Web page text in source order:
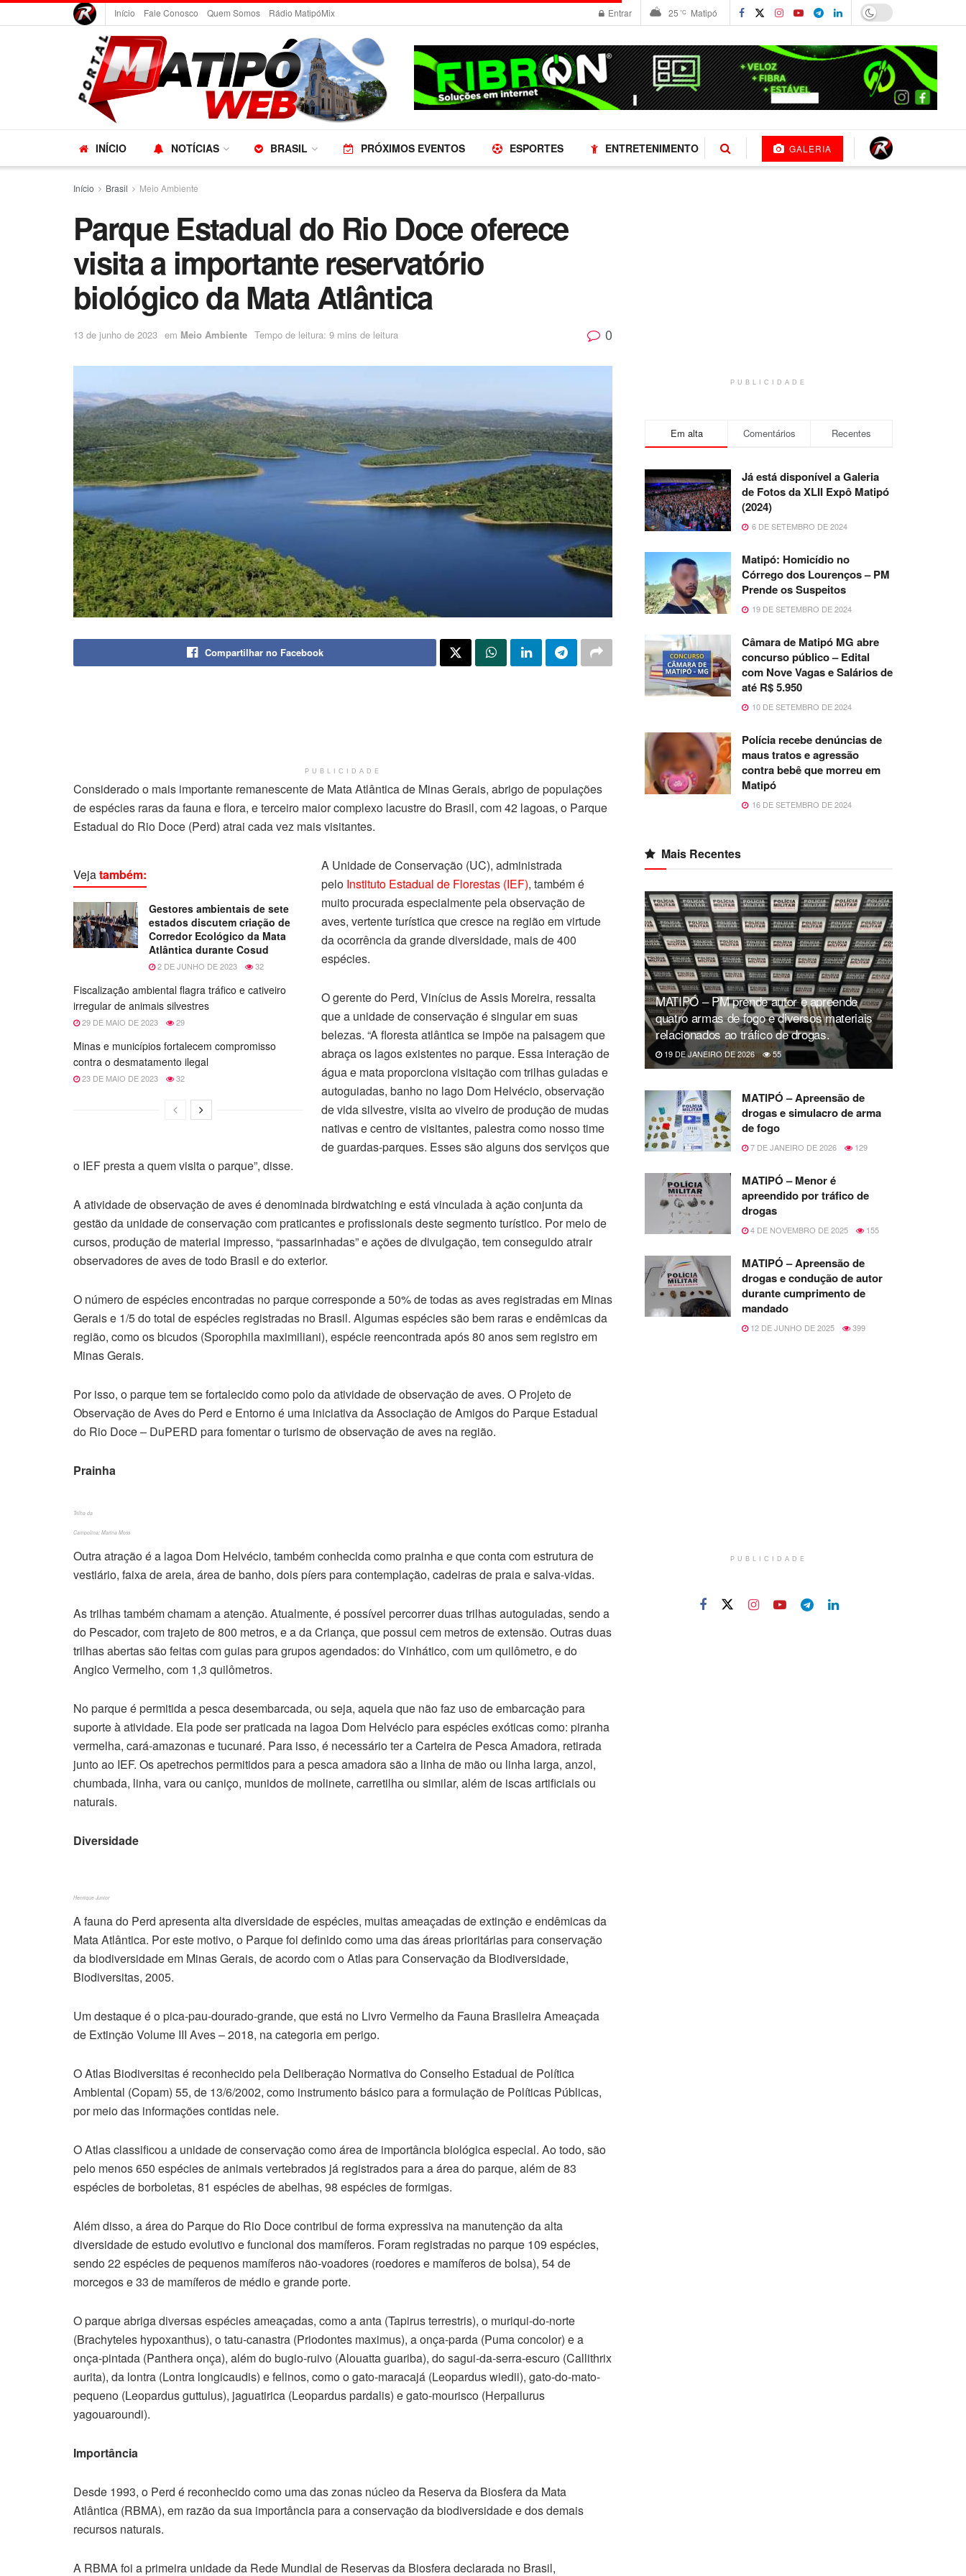
Início Fale Conosco Quem Somos Rádio MatipóMix Entrar 25 °C Matipó
INÍCIO NOTÍCIAS BRASIL PRÓXIMOS EVENTOS ESPORTES ENTRETENIMENTO GALERIA
Início Brasil Meio Ambiente
Parque Estadual do Rio Doce oferece
visita a importante reservatório
biológico da Mata Atlântica
13 de junho de 2023 em Meio Ambiente Tempo de leitura: 9 mins de leitura 0
Compartilhar no Facebook
PUBLICIDADE
Considerado o mais importante remanescente de Mata Atlântica de Minas Gerais, abrigo de populações
de espécies raras da fauna e flora, e terceiro maior complexo lacustre do Brasil, com 42 lagoas, o Parque
Estadual do Rio Doce (Perd) atrai cada vez mais visitantes.
Vejatambém:
Gestores ambientais de sete
estados discutem criação de
Corredor Ecológico da Mata
Atlântica durante Cosud
2 DE JUNHO DE 2023 32
Fiscalização ambiental flagra tráfico e cativeiro
irregular de animais silvestres
29 DE MAIO DE 2023 29
Minas e municípios fortalecem compromisso
contra o desmatamento ilegal
23 DE MAIO DE 2023 32
A Unidade de Conservação (UC), administrada
pelo Instituto Estadual de Florestas (IEF), também é
muito procurada especialmente pela observação de
aves, vertente turística que cresce na região em virtude
da ocorrência da grande diversidade, mais de 400
espécies.
O gerente do Perd, Vinícius de Assis Moreira, ressalta
que a unidade de conservação é singular em suas
belezas. “A floresta atlântica se impõe na paisagem que
abraça os lagos existentes no parque. Essa interação de
água e mata proporciona visitação com trilhas guiadas e
autoguiadas, banho no lago Dom Helvécio, observação
de vida silvestre, visita ao viveiro de produção de mudas
nativas e centro de visitantes, palestra como nosso time
de guardas-parques. Esses são alguns dos serviços que
o IEF presta a quem visita o parque”, disse.
A atividade de observação de aves é denominada birdwatching e está vinculada à ação conjunta da
gestão da unidade de conservação com praticantes e profissionais deste segmento turístico. Por meio de
cursos, produção de material impresso, “passarinhadas” e ações de divulgação, tem conseguido atrair
observadores de aves de todo Brasil e do exterior.
O número de espécies encontradas no parque corresponde a 50% de todas as aves registradas em Minas
Gerais e 1/5 do total de espécies registradas no Brasil. Algumas espécies são bem raras e endêmicas da
região, como os bicudos (Sporophila maximiliani), espécie reencontrada após 80 anos sem registro em
Minas Gerais.
Por isso, o parque tem se fortalecido como polo da atividade de observação de aves. O Projeto de
Observação de Aves do Perd e Entorno é uma iniciativa da Associação de Amigos do Parque Estadual
do Rio Doce – DuPERD para fomentar o turismo de observação de aves na região.
Prainha
Trilha da
Campolina; Marina Moss
Outra atração é a lagoa Dom Helvécio, também conhecida como prainha e que conta com estrutura de
vestiário, faixa de areia, área de banho, dois píers para contemplação, cadeiras de praia e salva-vidas.
As trilhas também chamam a atenção. Atualmente, é possível percorrer duas trilhas autoguiadas, sendo a
do Pescador, com trajeto de 800 metros, e a da Criança, que possui cem metros de extensão. Outras duas
trilhas abertas são feitas com guias para grupos agendados: do Vinhático, com um quilômetro, e do
Angico Vermelho, com 1,3 quilômetros.
No parque é permitida a pesca desembarcada, ou seja, aquela que não faz uso de embarcação para
suporte à atividade. Ela pode ser praticada na lagoa Dom Helvécio para espécies exóticas como: piranha
vermelha, cará-amazonas e tucunaré. Para isso, é necessário ter a Carteira de Pesca Amadora, retirada
junto ao IEF. Os apetrechos permitidos para a pesca amadora são a linha de mão ou linha larga, anzol,
chumbada, linha, vara ou caniço, munidos de molinete, carretilha ou similar, além de iscas artificiais ou
naturais.
Diversidade
Henrique Junior
A fauna do Perd apresenta alta diversidade de espécies, muitas ameaçadas de extinção e endêmicas da
Mata Atlântica. Por este motivo, o Parque foi definido como uma das áreas prioritárias para conservação
da biodiversidade em Minas Gerais, de acordo com o Atlas para Conservação da Biodiversidade,
Biodiversitas, 2005.
Um destaque é o pica-pau-dourado-grande, que está no Livro Vermelho da Fauna Brasileira Ameaçada
de Extinção Volume III Aves – 2018, na categoria em perigo.
O Atlas Biodiversitas é reconhecido pela Deliberação Normativa do Conselho Estadual de Política
Ambiental (Copam) 55, de 13/6/2002, como instrumento básico para a formulação de Políticas Públicas,
por meio das informações contidas nele.
O Atlas classificou a unidade de conservação como área de importância biológica especial. Ao todo, são
pelo menos 650 espécies de animais vertebrados já registrados para a área do parque, além de 83
espécies de borboletas, 81 espécies de abelhas, 98 espécies de formigas.
Além disso, a área do Parque do Rio Doce contribui de forma expressiva na manutenção da alta
diversidade de estudo evolutivo e funcional dos mamíferos. Foram registradas no parque 109 espécies,
sendo 22 espécies de pequenos mamíferos não-voadores (roedores e mamíferos de bolsa), 54 de
morcegos e 33 de mamíferos de médio e grande porte.
O parque abriga diversas espécies ameaçadas, como a anta (Tapirus terrestris), o muriqui-do-norte
(Brachyteles hypoxanthus), o tatu-canastra (Priodontes maximus), a onça-parda (Puma concolor) e a
onça-pintada (Panthera onça), além do bugio-ruivo (Alouatta guariba), do sagui-da-serra-escuro (Callithrix
aurita), da lontra (Lontra longicaudis) e felinos, como o gato-maracajá (Leopardus wiedii), gato-do-mato-
pequeno (Leopardus guttulus), jaguatirica (Leopardus pardalis) e gato-mourisco (Herpailurus
yagouaroundi).
Importância
Desde 1993, o Perd é reconhecido como uma das zonas núcleo da Reserva da Biosfera da Mata
Atlântica (RBMA), em razão da sua importância para a conservação da biodiversidade e dos demais
recursos naturais.
A RBMA foi a primeira unidade da Rede Mundial de Reservas da Biosfera declarada no Brasil,
PUBLICIDADE
Em alta Comentários Recentes
Já está disponível a Galeria
de Fotos da XLII Expô Matipó
(2024)
6 DE SETEMBRO DE 2024
Matipó: Homicídio no
Córrego dos Lourenços – PM
Prende os Suspeitos
19 DE SETEMBRO DE 2024
Câmara de Matipó MG abre
concurso público – Edital
com Nove Vagas e Salários de
até R$ 5.950
10 DE SETEMBRO DE 2024
Polícia recebe denúncias de
maus tratos e agressão
contra bebê que morreu em
Matipó
16 DE SETEMBRO DE 2024
Mais Recentes
MATIPÓ – PM prende autor e apreende
quatro armas de fogo e diversos materiais
relacionados ao tráfico de drogas.
19 DE JANEIRO DE 2026 55
MATIPÓ – Apreensão de
drogas e simulacro de arma
de fogo
7 DE JANEIRO DE 2026 129
MATIPÓ – Menor é
apreendido por tráfico de
drogas
4 DE NOVEMBRO DE 2025 155
MATIPÓ – Apreensão de
drogas e condução de autor
durante cumprimento de
mandado
12 DE JUNHO DE 2025 399
PUBLICIDADE